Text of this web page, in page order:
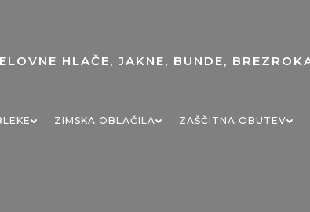
ZIMSKA OBLAČILA ZAŠČITNA OBUTEV